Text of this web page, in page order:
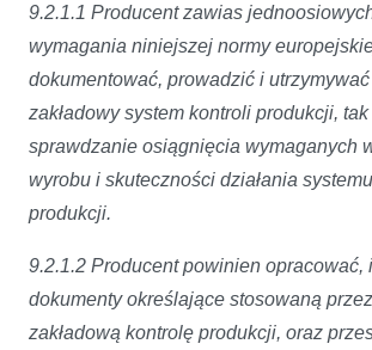
9.2.1.1 Producent zawias
wymagania niniejszej normy
dokumentować, prowadzić i
zakładowy system kontroli produkcji,
sprawdzanie osiągnięcia wymaganych
wyrobu i skuteczności działania
produkcji.
9.2.1.2 Producent powinien opracować,
dokumenty określające stosowaną
zakładową kontrolę produkcji, oraz